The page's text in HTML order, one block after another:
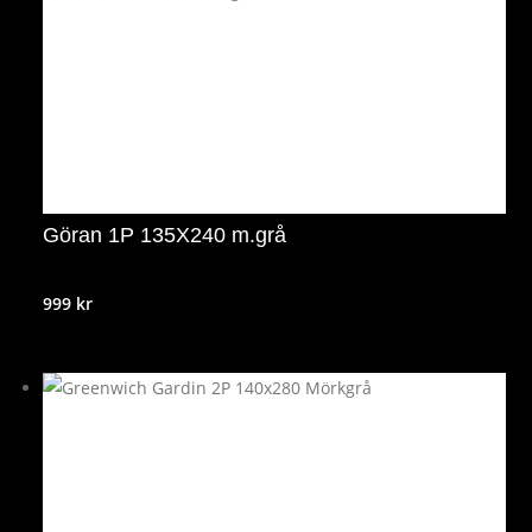
Göran 1P 135X240 m.grå
999 kr